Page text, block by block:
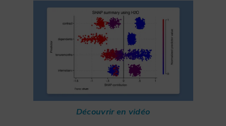
Découvrir en vidéo